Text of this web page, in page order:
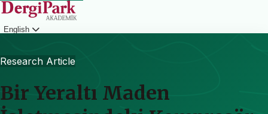
English
Research Article
Bir Yeraltı Maden